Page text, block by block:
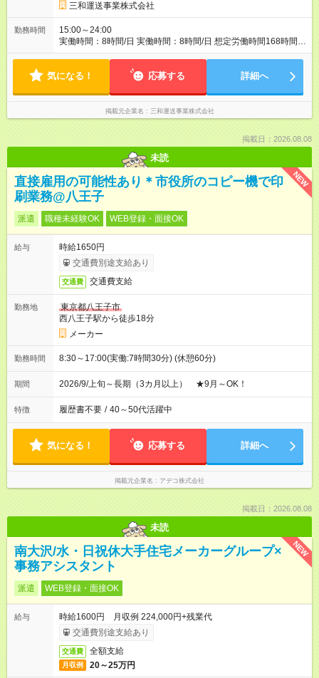
三和運送事業株式会社
勤務時間
15:00～24:00
実働時間：8時間/日 実働時間：8時間/日 想定労働時間168時間/
月 ・24時退勤、残業少なめ、仕事終わりも充実できます♪ ・ご
気になる！ 応募する 詳細へ
掲載元企業名 三和運送事業株式会社
掲載日：2026.08.08
未読
NEW
直接雇用の可能性あり＊市役所のコピー機で印
刷業務@八王子
派遣 職種未経験OK WEB登録・面接OK
給与
時給1650円
交通費別途支給あり
交通費 交通費支給
勤務地
東京都八王子市
西八王子駅から徒歩18分
メーカー
勤務時間 8:30～17:00(実働:7時間30分) (休憩60分)
期間 2026/9/上旬～長期（3カ月以上） ★9月～OK！
特徴 履歴書不要 / 40～50代活躍中
気になる！ 応募する 詳細へ
掲載元企業名 アデコ株式会社
掲載日：2026.08.08
未読
NEW
南大沢/水・日祝休大手住宅メーカーグループ×
事務アシスタント
派遣 WEB登録・面接OK
給与
時給1600円 月収例 224,000円+残業代
交通費別途支給あり
交通費 全額支給
月収例 20～25万円